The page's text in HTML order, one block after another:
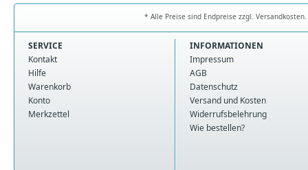
* Alle Preise sind Endpreise zzgl.
SERVICE
Kontakt
Hilfe
Warenkorb
Konto
Merkzettel
INFORMATIONEN
Impressum
AGB
Datenschutz
Versand und Kosten
Widerrufsbelehrung
Wie bestellen?